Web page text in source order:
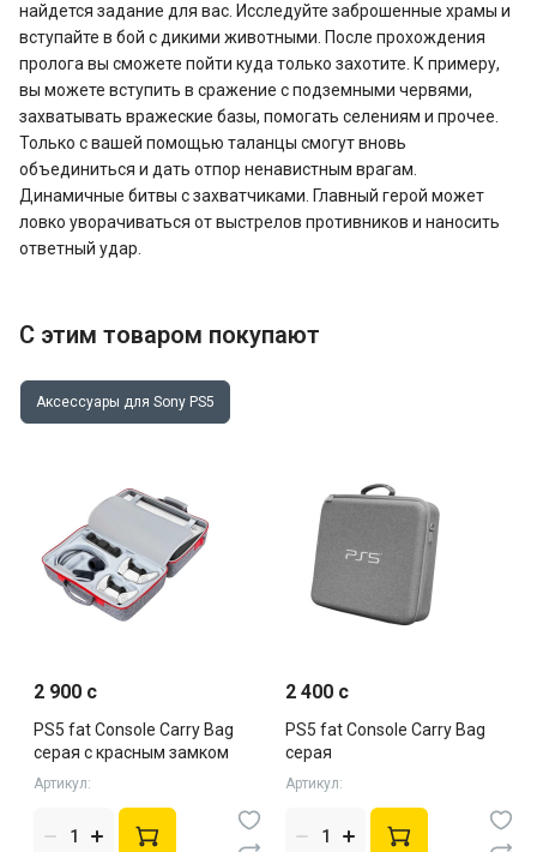
найдется задание для вас. Исследуйте заброшенные храмы и
вступайте в бой с дикими животными. После прохождения
пролога вы сможете пойти куда только захотите. К примеру,
вы можете вступить в сражение с подземными червями,
захватывать вражеские базы, помогать селениям и прочее.
Только с вашей помощью таланцы смогут вновь
объединиться и дать отпор ненавистным врагам.
Динамичные битвы с захватчиками. Главный герой может
ловко уворачиваться от выстрелов противников и наносить
ответный удар.
С этим товаром покупают
Аксессуары для Sony PS5
2 900 c
PS5 fat Console Carry Bag
серая с красным замком
Артикул:
2 400 c
PS5 fat Console Carry Bag
серая
Артикул: